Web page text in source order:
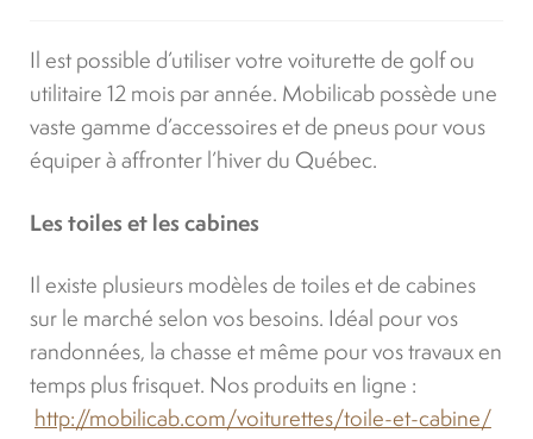
Location
À propos
Carrières
Quadriporteurs
English
Il est possible d’utiliser votre voiturette de golf ou
utilitaire 12 mois par année. Mobilicab possède une
vaste gamme d’accessoires et de pneus pour vous
équiper à affronter l’hiver du Québec.
Les toiles et les cabines
Il existe plusieurs modèles de toiles et de cabines
sur le marché selon vos besoins. Idéal pour vos
randonnées, la chasse et même pour vos travaux en
temps plus frisquet. Nos produits en ligne :
http://mobilicab.com/voiturettes/toile-et-cabine/